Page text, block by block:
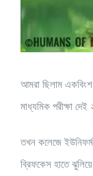
আমরা ছিলাম
মাধ্যমিক পরীক্ষা
তখন কলেজে
ব্রিফকেস হাতে